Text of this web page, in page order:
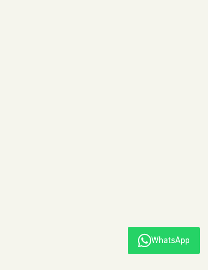
WhatsApp